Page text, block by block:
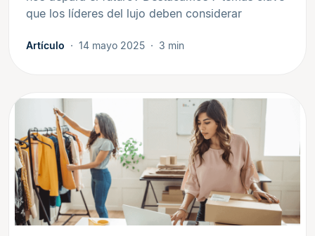
que los líderes del lujo deben considerar
Artículo 14 mayo 2025 3 min